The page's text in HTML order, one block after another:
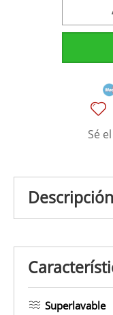
Sé
Descripción
Superlavable